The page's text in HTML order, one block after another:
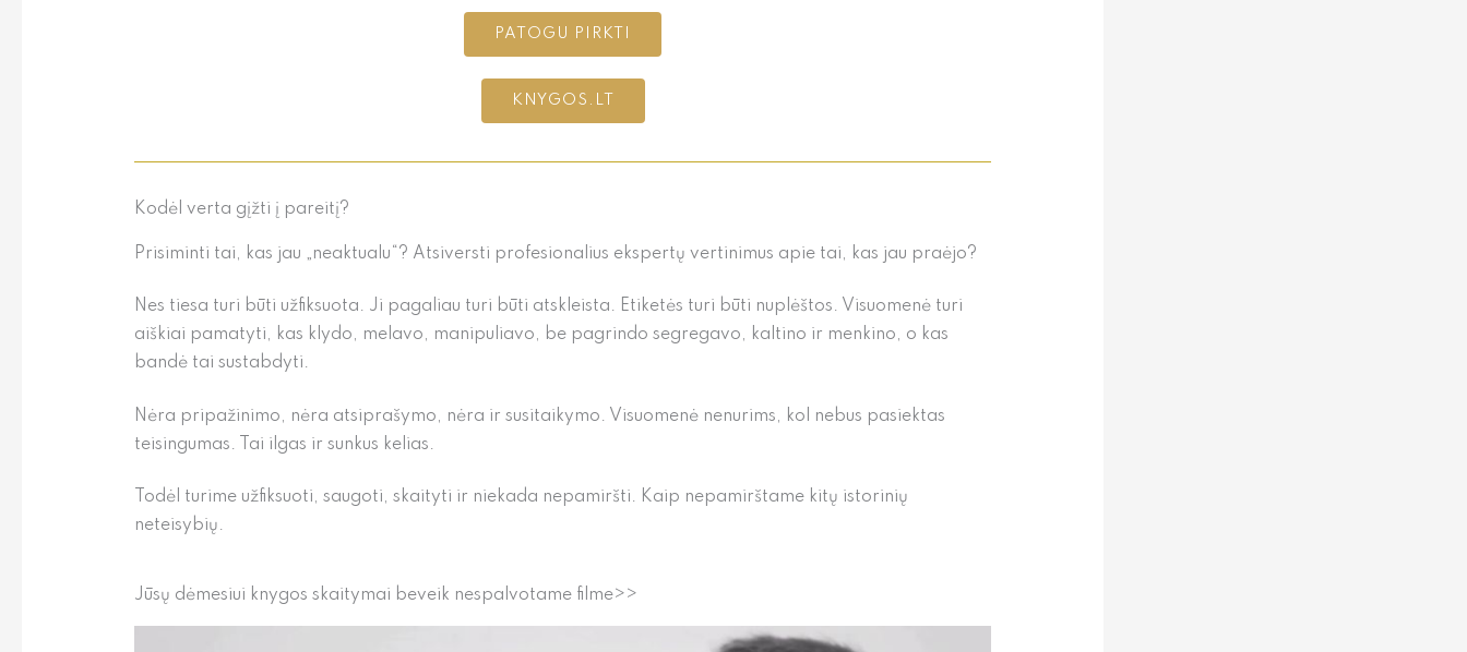
PATOGU PIRKTI
KNYGOS.LT
Kodėl verta gįžti į pareitį?
Prisiminti tai, kas jau „neaktualu“? Atsiversti profesionalius ekspertų vertinimus apie tai, kas jau praėjo?
Nes tiesa turi būti užfiksuota. Ji pagaliau turi būti atskleista. Etiketės turi būti nuplėštos. Visuomenė turi
aiškiai pamatyti, kas klydo, melavo, manipuliavo, be pagrindo segregavo, kaltino ir menkino, o kas
bandė tai sustabdyti.
Nėra pripažinimo, nėra atsiprašymo, nėra ir susitaikymo. Visuomenė nenurims, kol nebus pasiektas
teisingumas. Tai ilgas ir sunkus kelias.
Todėl turime užfiksuoti, saugoti, skaityti ir niekada nepamiršti. Kaip nepamirštame kitų istorinių
neteisybių.
Jūsų dėmesiui knygos skaitymai beveik nespalvotame filme>>